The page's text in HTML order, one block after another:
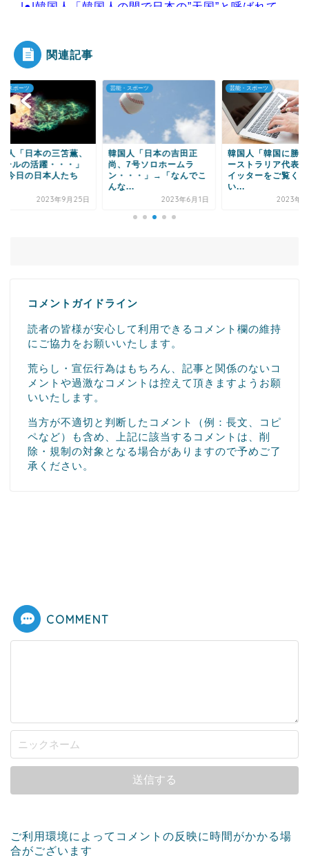
|●|韓国人「韓国人の間で日本の”天国”と呼ばれて
Powered by livedoor 相互RSS
関連記事
スポーツ
人「日本の三笘薫、
ルの活躍・・・」
日の日本人たち
2023年9月25日
芸能・スポーツ
韓国人「日本の吉田正
尚、7号ソロホームラ
ン・・・」→「なんでこ
んな...
2023年6月1日
芸能・スポーツ
韓国人「韓国に勝っ
ーストラリア代表公
イッターをご覧くだ
い...
2023年3
コメントガイドライン
読者の皆様が安心して利用できるコメント欄の維持
にご協力をお願いいたします。
荒らし・宣伝行為はもちろん、記事と関係のないコ
メントや過激なコメントは控えて頂きますようお願
いいたします。
当方が不適切と判断したコメント（例：長文、コピ
ペなど）も含め、上記に該当するコメントは、削
除・規制の対象となる場合がありますので予めご了
承ください。
COMMENT
ご利用環境によってコメントの反映に時間がかかる場
合がございます